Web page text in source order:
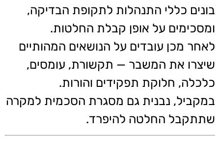
בונים כללי התנהלות לתקופת הבדיקה,
ומסכימים על אופן קבלת החלטות.
לאחר מכן עובדים על הנושאים המהותיים
שיצרו את המשבר — תקשורת, עומסים,
כלכלה, חלוקת תפקידים והורות.
במקביל, נבנית גם מסגרת הסכמית למקרה
שתתקבל החלטה להיפרד.